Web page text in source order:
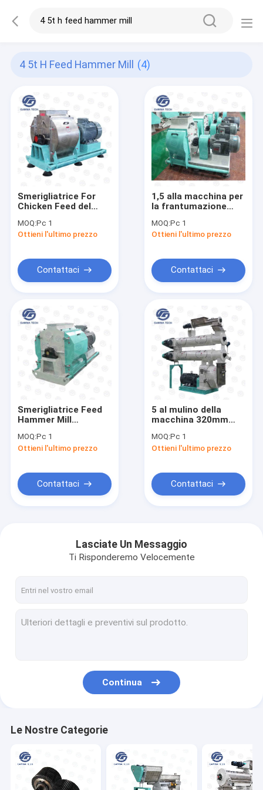
4 5t H Feed Hammer Mill (4)
Smerigliatrice For
Chicken Feed del
bestiame del mulino
a martelli
4.5TPH SS304
MOQ:Pc 1
Ottieni l'ultimo prezzo
Contattaci
1,5 alla macchina per
la frantumazione
martelli
dell'alimentazione di
MOQ:Pc 1
Ottieni l'ultimo prezzo
Contattaci
Smerigliatrice Feed
Hammer Mill
del bestiame
MOQ:Pc 1
Ottieni l'ultimo prezzo
Contattaci
5 al mulino della
macchina 320mm
Feed della pallina
dell'alimentazione
MOQ:Pc 1
Ottieni l'ultimo prezzo
Contattaci
Lasciate Un Messaggio
Ti Risponderemo Velocemente
Continua
Le Nostre Categorie